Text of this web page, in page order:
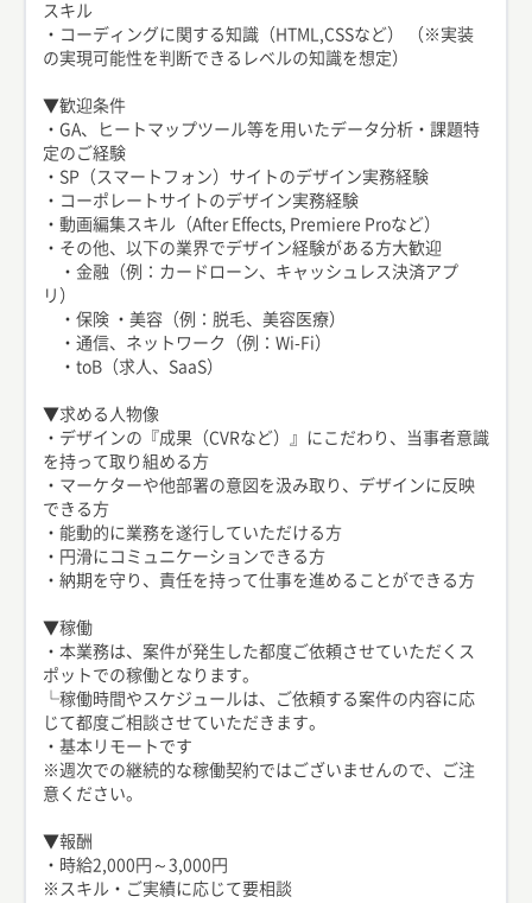
スキル
・コーディングに関する知識（HTML,CSSなど） （※実装
の実現可能性を判断できるレベルの知識を想定）
▼歓迎条件
・GA、ヒートマップツール等を用いたデータ分析・課題特
定のご経験
・SP（スマートフォン）サイトのデザイン実務経験
・コーポレートサイトのデザイン実務経験
・動画編集スキル（After Effects, Premiere Proなど）
・その他、以下の業界でデザイン経験がある方大歓迎
・金融（例：カードローン、キャッシュレス決済アプ
リ）
・保険 ・美容（例：脱毛、美容医療）
・通信、ネットワーク（例：Wi-Fi）
・toB（求人、SaaS）
▼求める人物像
・デザインの『成果（CVRなど）』にこだわり、当事者意識
を持って取り組める方
・マーケターや他部署の意図を汲み取り、デザインに反映
できる方
・能動的に業務を遂行していただける方
・円滑にコミュニケーションできる方
・納期を守り、責任を持って仕事を進めることができる方
▼稼働
・本業務は、案件が発生した都度ご依頼させていただくス
ポットでの稼働となります。
└稼働時間やスケジュールは、ご依頼する案件の内容に応
じて都度ご相談させていただきます。
・基本リモートです
※週次での継続的な稼働契約ではございませんので、ご注
意ください。
▼報酬
・時給2,000円～3,000円
※スキル・ご実績に応じて要相談